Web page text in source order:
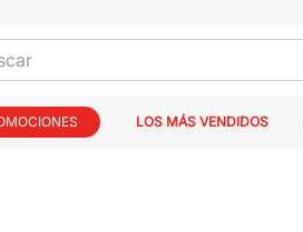
LOS MÁS VENDIDOS